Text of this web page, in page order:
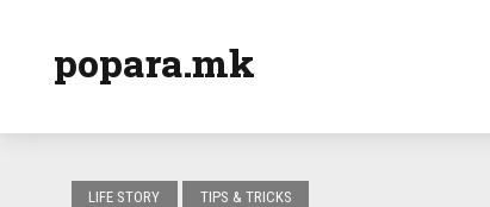
popara.mk
LIFE STORY TIPS & TRICKS